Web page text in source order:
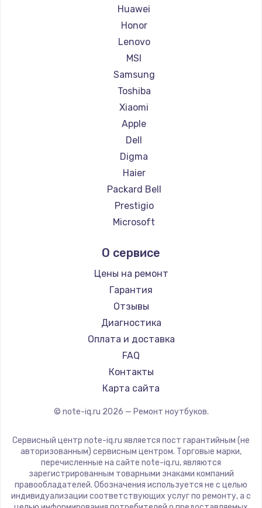
Ремонт ноутбуков Maibenben
Ремонт ноутбуков Getac
Ремонт ноутбуков Epson
Ремонт ноутбуков Philips
Ремонт ноутбуков LG
Ремонт ноутбуков Panasonic
Ремонт ноутбуков Irbis
Ремонт ноутбуков Thunderobot
Ремонт ноутбуков Hasee
Ремонт ноутбуков ZTE
Ремонт ноутбуков Hiper
Ремонт ноутбуков Evga
Ремонт ноутбуков Google
Ремонт ноутбуков Echips
Ремонт ноутбуков Predator
Ремонт ноутбуков iru
Ремонт ноутбуков Machenike
Ремонт ноутбуков DEXP
Ремонт ноутбуков Teclast
Ремонт ноутбуков CHUWI
Ремонт ноутбуков Colorful
Huawei
Honor
Lenovo
MSI
Samsung
Toshiba
Xiaomi
Apple
Dell
Digma
Haier
Packard Bell
Prestigio
Microsoft
Aquarius
Gigabyte
Aorus
Maibenben
Getac
Epson
Philips
LG
Panasonic
ZTE
Hiper
Evga
Google
О сервисе
Цены на ремонт
Гарантия
Отзывы
Диагностика
Оплата и доставка
FAQ
Контакты
Карта сайта
© note-iq.ru 2026 — Ремонт ноутбуков.
Сервисный центр note-iq.ru является пост гарантийным (не
авторизованным) сервисным центром. Торговые марки,
перечисленные на сайте note-iq.ru, являются
зарегистрированным товарными знаками компаний
правообладателей. Обозначения используется не с целью
индивидуализации соответствующих услуг по ремонту, а с